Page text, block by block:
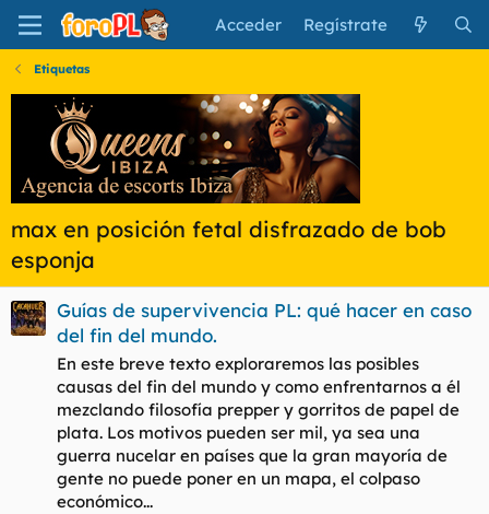
Acceder Regístrate
Etiquetas
max en posición fetal disfrazado de bob
esponja
Guías de supervivencia PL: qué hacer en caso
del fin del mundo.
En este breve texto exploraremos las posibles
causas del fin del mundo y como enfrentarnos a él
mezclando filosofía prepper y gorritos de papel de
plata. Los motivos pueden ser mil, ya sea una
guerra nucelar en países que la gran mayoría de
gente no puede poner en un mapa, el colpaso
económico...